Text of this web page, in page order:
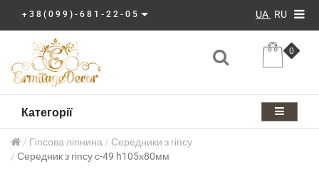
+38(099)-681-22-05 UA RU
0
Категорії
Гіпсова ліпнина
Середники з гіпсу
Середник з гіпсу с-49 h105х80мм